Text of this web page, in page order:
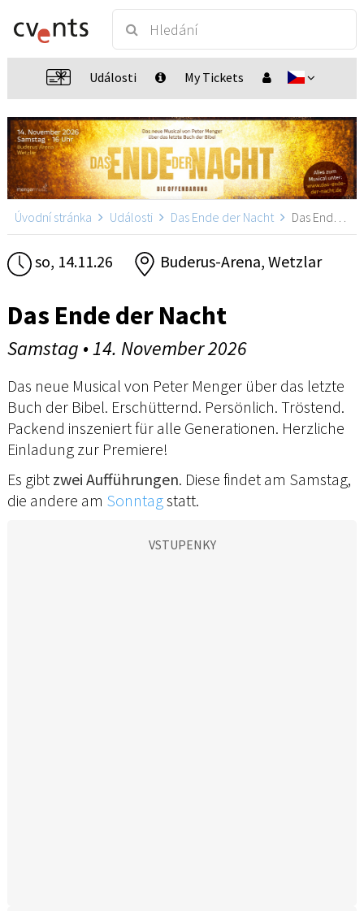
Události My Tickets
Úvodní stránka Události Das Ende der Nacht Das Ende der Nacht, Wetzlar
so, 14.11.26 Buderus-Arena, Wetzlar
Das Ende der Nacht
Samstag • 14. November 2026
Das neue Musical von Peter Menger über das letzte
Buch der Bibel. Erschütternd. Persönlich. Tröstend.
Packend inszeniert für alle Generationen. Herzliche
Einladung zur Premiere!
Es gibt zwei Aufführungen. Diese findet am Samstag,
die andere am Sonntagstatt.
VSTUPENKY